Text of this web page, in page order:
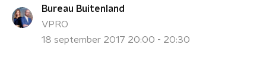
Bureau Buitenland
VPRO
18 september 2017 20:00 - 20:30